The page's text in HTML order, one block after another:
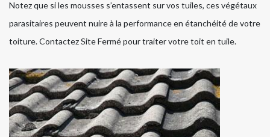
Notez que si les mousses s’entassent sur vos tuiles, ces végétaux
parasitaires peuvent nuire à la performance en étanchéité de votre
toiture. Contactez Site Fermé pour traiter votre toit en tuile.